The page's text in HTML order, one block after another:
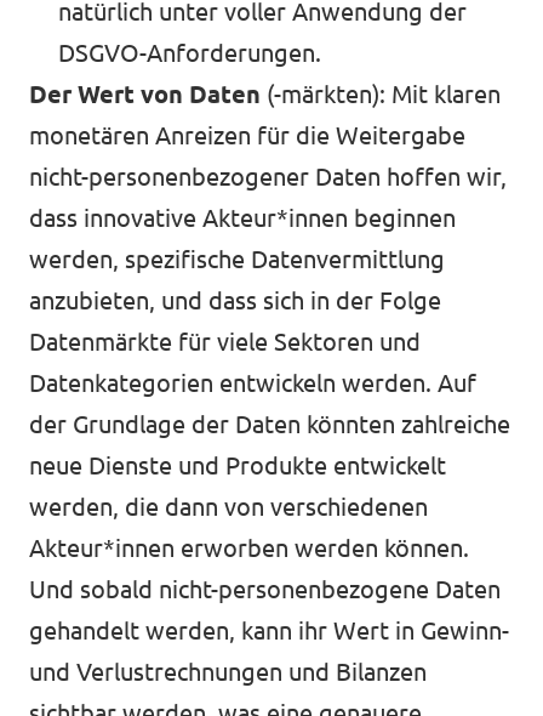
natürlich unter voller Anwendung der
DSGVO-Anforderungen.
Der Wert von Daten (-märkten): Mit klaren
monetären Anreizen für die Weitergabe
nicht-personenbezogener Daten hoffen wir,
dass innovative Akteur*innen beginnen
werden, spezifische Datenvermittlung
anzubieten, und dass sich in der Folge
Datenmärkte für viele Sektoren und
Datenkategorien entwickeln werden. Auf
der Grundlage der Daten könnten zahlreiche
neue Dienste und Produkte entwickelt
werden, die dann von verschiedenen
Akteur*innen erworben werden können.
Und sobald nicht-personenbezogene Daten
gehandelt werden, kann ihr Wert in Gewinn-
und Verlustrechnungen und Bilanzen